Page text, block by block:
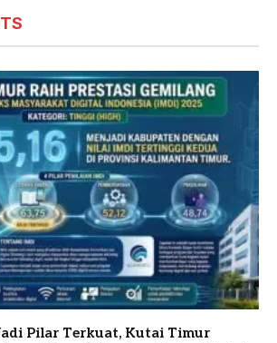
Pilar Terkuat, Kutai Timur